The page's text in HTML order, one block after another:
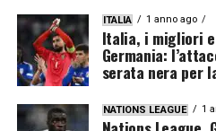
ITALIA 1 anno ago
Italia, i migliori
Germania:
serata nera per
NATIONS LEAGUE 1